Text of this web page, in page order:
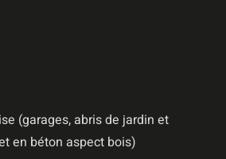
(garages, abris de jardin et
en béton aspect bois)